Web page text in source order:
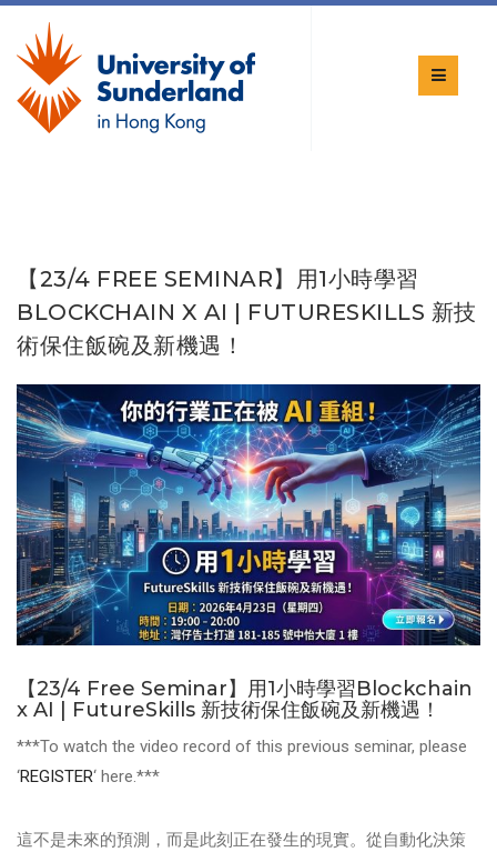
【23/4 FREE SEMINAR】用1小時學習
BLOCKCHAIN X AI | FUTURESKILLS 新技
術保住飯碗及新機遇！
【23/4 Free Seminar】用1小時學習Blockchain
x AI | FutureSkills 新技術保住飯碗及新機遇！
***To watch the video record of this previous seminar, please
‘REGISTER‘ here.***
這不是未來的預測，而是此刻正在發生的現實。從自動化決策